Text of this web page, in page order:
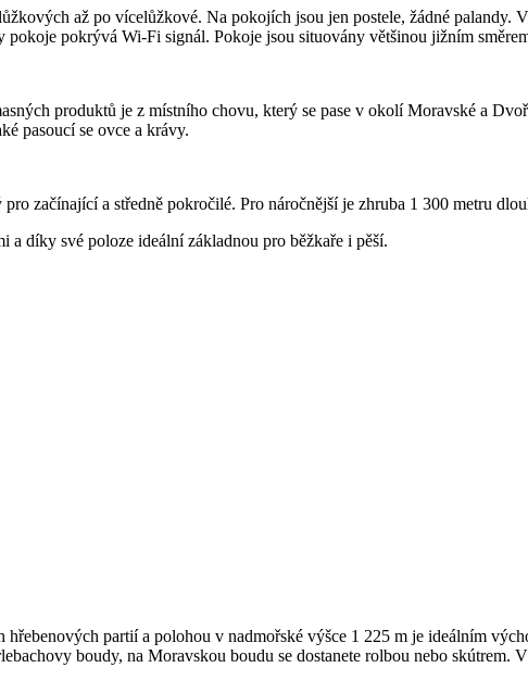
až po vícelůžkové. Na pokojích jsou jen postele, žádné palandy.
pokrývá Wi-Fi signál. Pokoje jsou situovány většinou jižním
produktů je z místního chovu, který se pase v okolí Moravské a
pasoucí se ovce a krávy.
začínající a středně pokročilé. Pro náročnější je zhruba 1 300 metru
díky své poloze ideální základnou pro běžkaře i pěší.
partií a polohou v nadmořské výšce 1 225 m je ideálním
boudy, na Moravskou boudu se dostanete rolbou nebo